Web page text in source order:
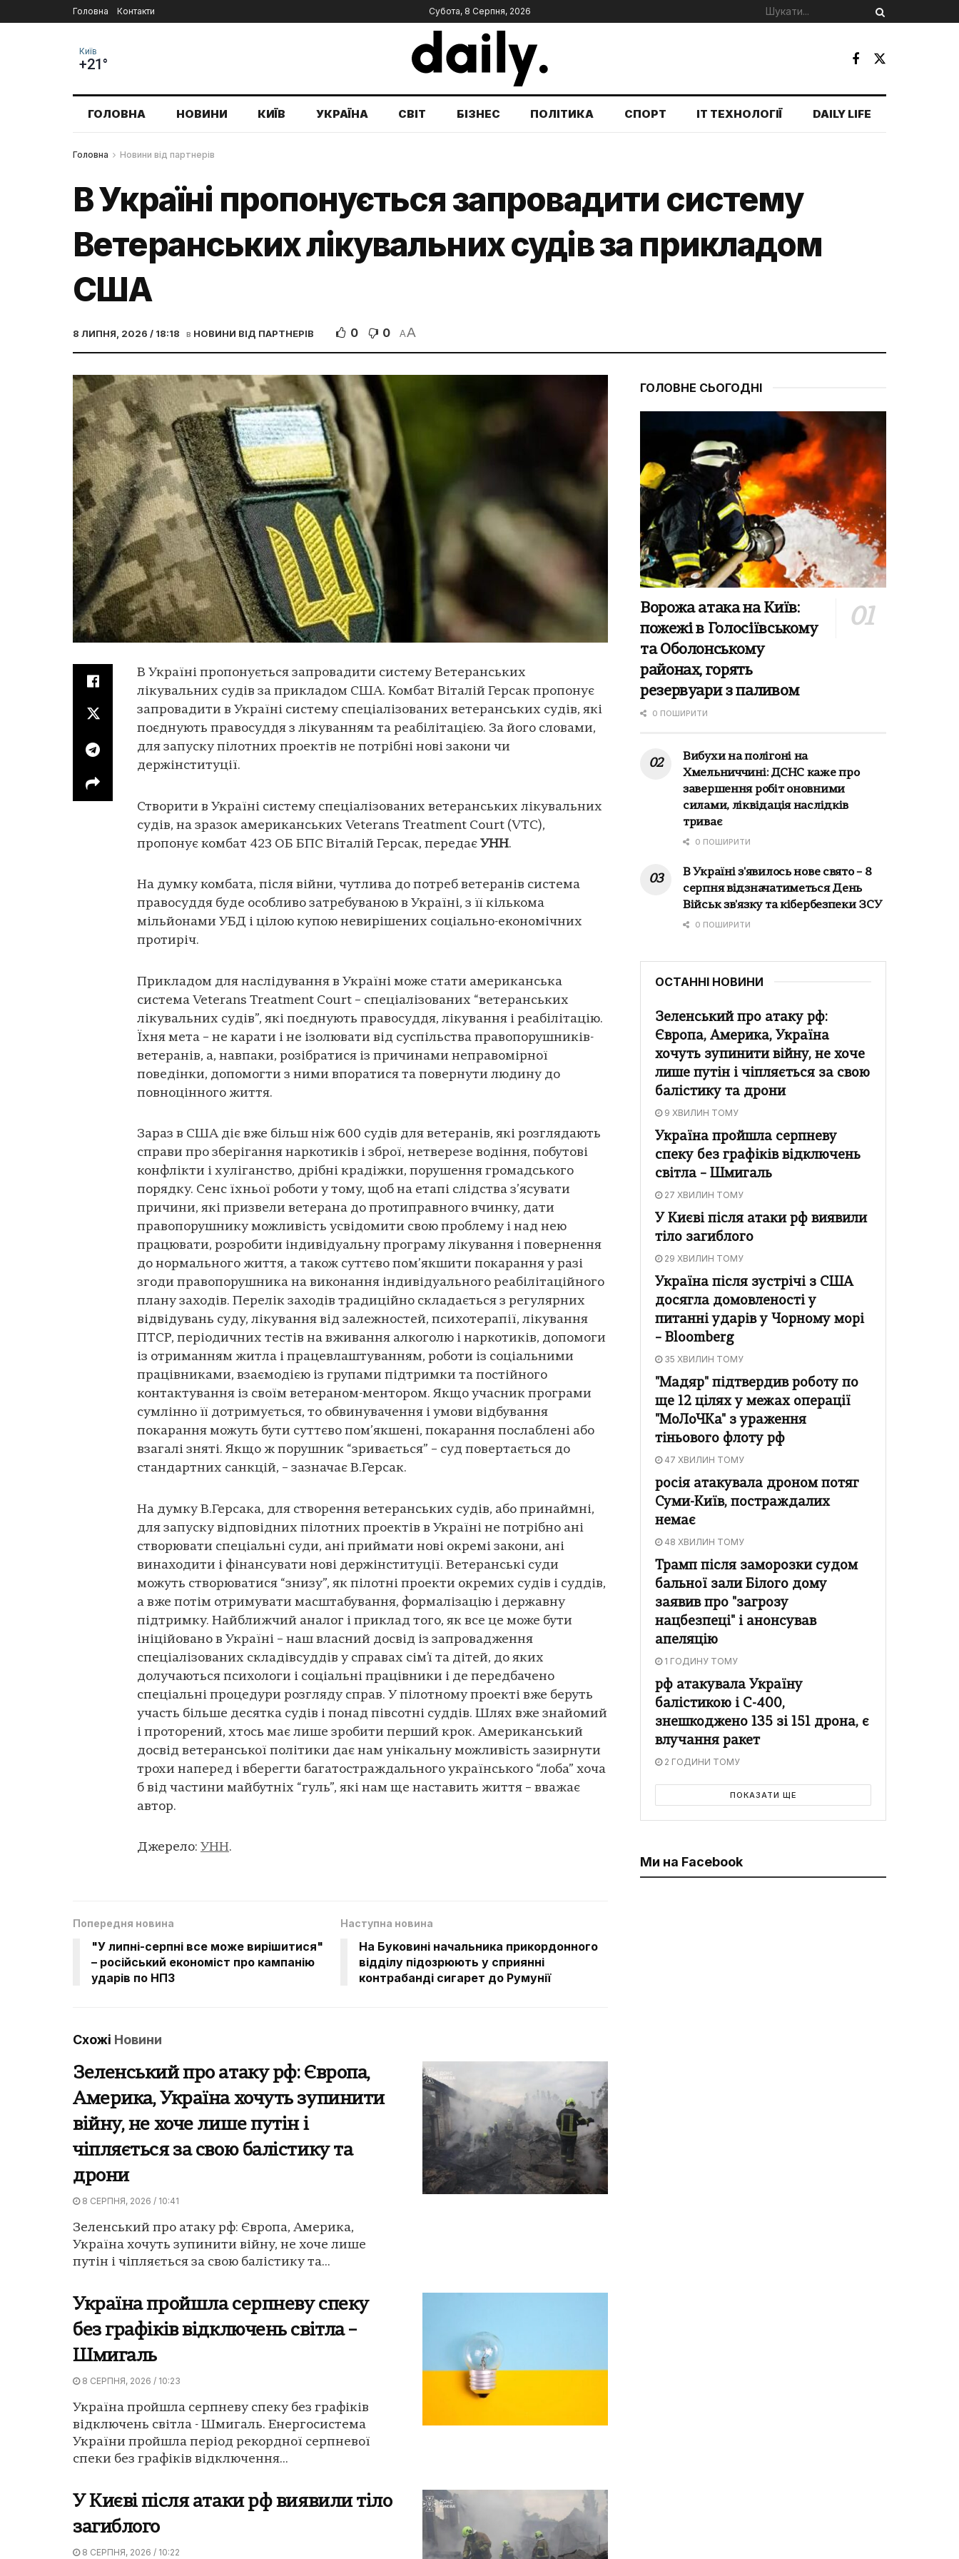
Головна Контакти Субота, 8 Серпня, 2026
Київ
+21°
ГОЛОВНА НОВИНИ КИЇВ УКРАЇНА СВІТ БІЗНЕС ПОЛІТИКА СПОРТ IT ТЕХНОЛОГІЇ DAILY LIFE
Головна Новини від партнерів
В Україні пропонується запровадити систему
Ветеранських лікувальних судів за прикладом
США
8 ЛИПНЯ, 2026 / 18:18 в НОВИНИ ВІД ПАРТНЕРІВ 0 0 AA
В Україні пропонується запровадити систему Ветеранських
лікувальних судів за прикладом США. Комбат Віталій Герсак пропонує
запровадити в Україні систему спеціалізованих ветеранських судів, які
поєднують правосуддя з лікуванням та реабілітацією. За його словами,
для запуску пілотних проектів не потрібні нові закони чи
держінституції.
Створити в Україні систему спеціалізованих ветеранських лікувальних
судів, на зразок американських Veterans Treatment Court (VTC),
пропонує комбат 423 ОБ БПС Віталій Герсак, передає УНН.
На думку комбата, після війни, чутлива до потреб ветеранів система
правосуддя буде особливо затребуваною в Україні, з її кількома
мільйонами УБД і цілою купою невирішених соціально-економічних
протиріч.
Прикладом для наслідування в Україні може стати американська
система Veterans Treatment Court – спеціалізованих “ветеранських
лікувальних судів”, які поєднують правосуддя, лікування і реабілітацію.
Їхня мета – не карати і не ізолювати від суспільства правопорушників-
ветеранів, а, навпаки, розібратися із причинами неправомірної
поведінки, допомогти з ними впоратися та повернути людину до
повноцінного життя.
Зараз в США діє вже більш ніж 600 судів для ветеранів, які розглядають
справи про зберігання наркотиків і зброї, нетверезе водіння, побутові
конфлікти і хуліганство, дрібні крадіжки, порушення громадського
порядку. Сенс їхньої роботи у тому, щоб на етапі слідства з’ясувати
причини, які призвели ветерана до протиправного вчинку, дати
правопорушнику можливість усвідомити свою проблему і над нею
працювати, розробити індивідуальну програму лікування і повернення
до нормального життя, а також суттєво пом’якшити покарання у разі
згоди правопорушника на виконання індивідуального реабілітаційного
плану заходів. Перелік заходів традиційно складається з регулярних
відвідувань суду, лікування від залежностей, психотерапії, лікування
ПТСР, періодичних тестів на вживання алкоголю і наркотиків, допомоги
із отриманням житла і працевлаштуванням, роботи із соціальними
працівниками, взаємодією із групами підтримки та постійного
контактування із своїм ветераном-ментором. Якщо учасник програми
сумлінно її дотримується, то обвинувачення і умови відбування
покарання можуть бути суттєво пом’якшені, покарання послаблені або
взагалі зняті. Якщо ж порушник “зривається” – суд повертається до
стандартних санкцій, – зазначає В.Герсак.
На думку В.Герсака, для створення ветеранських судів, або принаймні,
для запуску відповідних пілотних проектів в Україні не потрібно ані
створювати спеціальні суди, ані приймати нові окремі закони, ані
винаходити і фінансувати нові держінституції. Ветеранські суди
можуть створюватися “знизу”, як пілотні проекти окремих судів і суддів,
а вже потім отримувати масштабування, формалізацію і державну
підтримку. Найближчий аналог і приклад того, як все це може бути
ініційовано в Україні – наш власний досвід із запровадження
спеціалізованих складівсуддів у справах сім’ї та дітей, до яких
долучаються психологи і соціальні працівники і де передбачено
спеціальні процедури розгляду справ. У пілотному проекті вже беруть
участь більше десятка судів і понад півсотні суддів. Шлях вже знайомий
і проторений, хтось має лише зробити перший крок. Американський
досвід ветеранської політики дає нам унікальну можливість зазирнути
трохи наперед і вберегти багатостраждального українського “лоба” хоча
б від частини майбутніх “гуль”, які нам ще наставить життя – вважає
автор.
Джерело: УНН.
Попередня новина
"У липні-серпні все може вирішитися"
– російський економіст про кампанію
ударів по НПЗ
Наступна новина
На Буковині начальника прикордонного
відділу підозрюють у сприянні
контрабанді сигарет до Румунії
Схожі Новини
Зеленський про атаку рф: Європа,
Америка, Україна хочуть зупинити
війну, не хоче лише путін і
чіпляється за свою балістику та
дрони
8 СЕРПНЯ, 2026 / 10:41
Зеленський про атаку рф: Європа, Америка,
Україна хочуть зупинити війну, не хоче лише
путін і чіпляється за свою балістику та...
Україна пройшла серпневу спеку
без графіків відключень світла –
Шмигаль
8 СЕРПНЯ, 2026 / 10:23
Україна пройшла серпневу спеку без графіків
відключень світла - Шмигаль. Енергосистема
України пройшла період рекордної серпневої
спеки без графіків відключення...
У Києві після атаки рф виявили тіло
загиблого
8 СЕРПНЯ, 2026 / 10:22
ГОЛОВНЕ СЬОГОДНІ
Ворожа атака на Київ:
пожежі в Голосіївському
та Оболонському
районах, горять
резервуари з паливом
0 ПОШИРИТИ
Вибухи на полігоні на
Хмельниччині: ДСНС каже про
завершення робіт оновними
силами, ліквідація наслідків
триває
0 ПОШИРИТИ
В Україні з'явилось нове свято – 8
серпня відзначатиметься День
Військ зв'язку та кібербезпеки ЗСУ
0 ПОШИРИТИ
ОСТАННІ НОВИНИ
Зеленський про атаку рф:
Європа, Америка, Україна
хочуть зупинити війну, не хоче
лише путін і чіпляється за свою
балістику та дрони
9 ХВИЛИН ТОМУ
Україна пройшла серпневу
спеку без графіків відключень
світла – Шмигаль
27 ХВИЛИН ТОМУ
У Києві після атаки рф виявили
тіло загиблого
29 ХВИЛИН ТОМУ
Україна після зустрічі з США
досягла домовленості у
питанні ударів у Чорному морі
– Bloomberg
35 ХВИЛИН ТОМУ
"Мадяр" підтвердив роботу по
ще 12 цілях у межах операції
"МоЛоЧКа" з ураження
тіньового флоту рф
47 ХВИЛИН ТОМУ
росія атакувала дроном потяг
Суми-Київ, постраждалих
немає
48 ХВИЛИН ТОМУ
Трамп після заморозки судом
бальної зали Білого дому
заявив про "загрозу
нацбезпеці" і анонсував
апеляцію
1 ГОДИНУ ТОМУ
рф атакувала Україну
балістикою і С-400,
знешкоджено 135 зі 151 дрона, є
влучання ракет
2 ГОДИНИ ТОМУ
ПОКАЗАТИ ЩЕ
Ми на Facebook